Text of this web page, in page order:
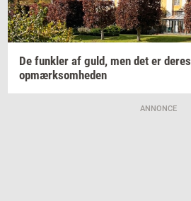
De funk­ler af guld, men det er deres
op­mærk­som­he­den
ANNONCE